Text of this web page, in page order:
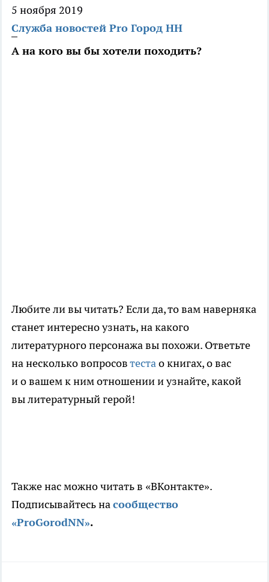
5 ноября 2019
Служба новостей Pro Город НН
А на кого вы бы хотели походить?
Любите ли вы читать? Если да, то вам наверняка
станет интересно узнать, на какого
литературного персонажа вы похожи. Ответьте
на несколько вопросовтестао книгах, о вас
и о вашем к ним отношении и узнайте, какой
вы литературный герой!
Также нас можно читать в «ВКонтакте».
Подписывайтесь насообщество
«ProGorodNN».